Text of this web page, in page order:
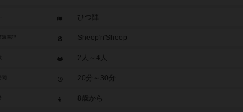
ひつ陣
Sheep'n'Sheep
2人～4人
20分～30分
8歳から